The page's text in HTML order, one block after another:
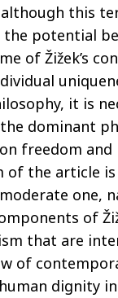
this
the potential
of Žižek’s
it is
dominant
freedom and
of the article
one,
of
that are
of
dignity